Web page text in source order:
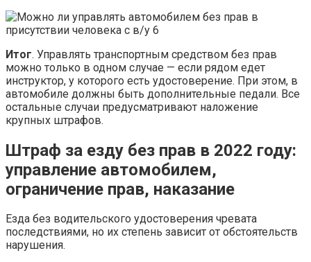
Итог. Управлять транспортным средством без прав
можно только в одном случае — если рядом едет
инструктор, у которого есть удостоверение. При этом, в
автомобиле должны быть дополнительные педали. Все
остальные случаи предусматривают наложение
крупных штрафов.
Штраф за езду без прав в 2022 году:
управление автомобилем,
ограничение прав, наказание
Езда без водительского удостоверения чревата
последствиями, но их степень зависит от обстоятельств
нарушения.